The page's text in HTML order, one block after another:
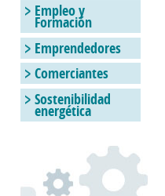
Empleo y
Formación
Emprendedores
Comerciantes
Sostenibilidad
energética